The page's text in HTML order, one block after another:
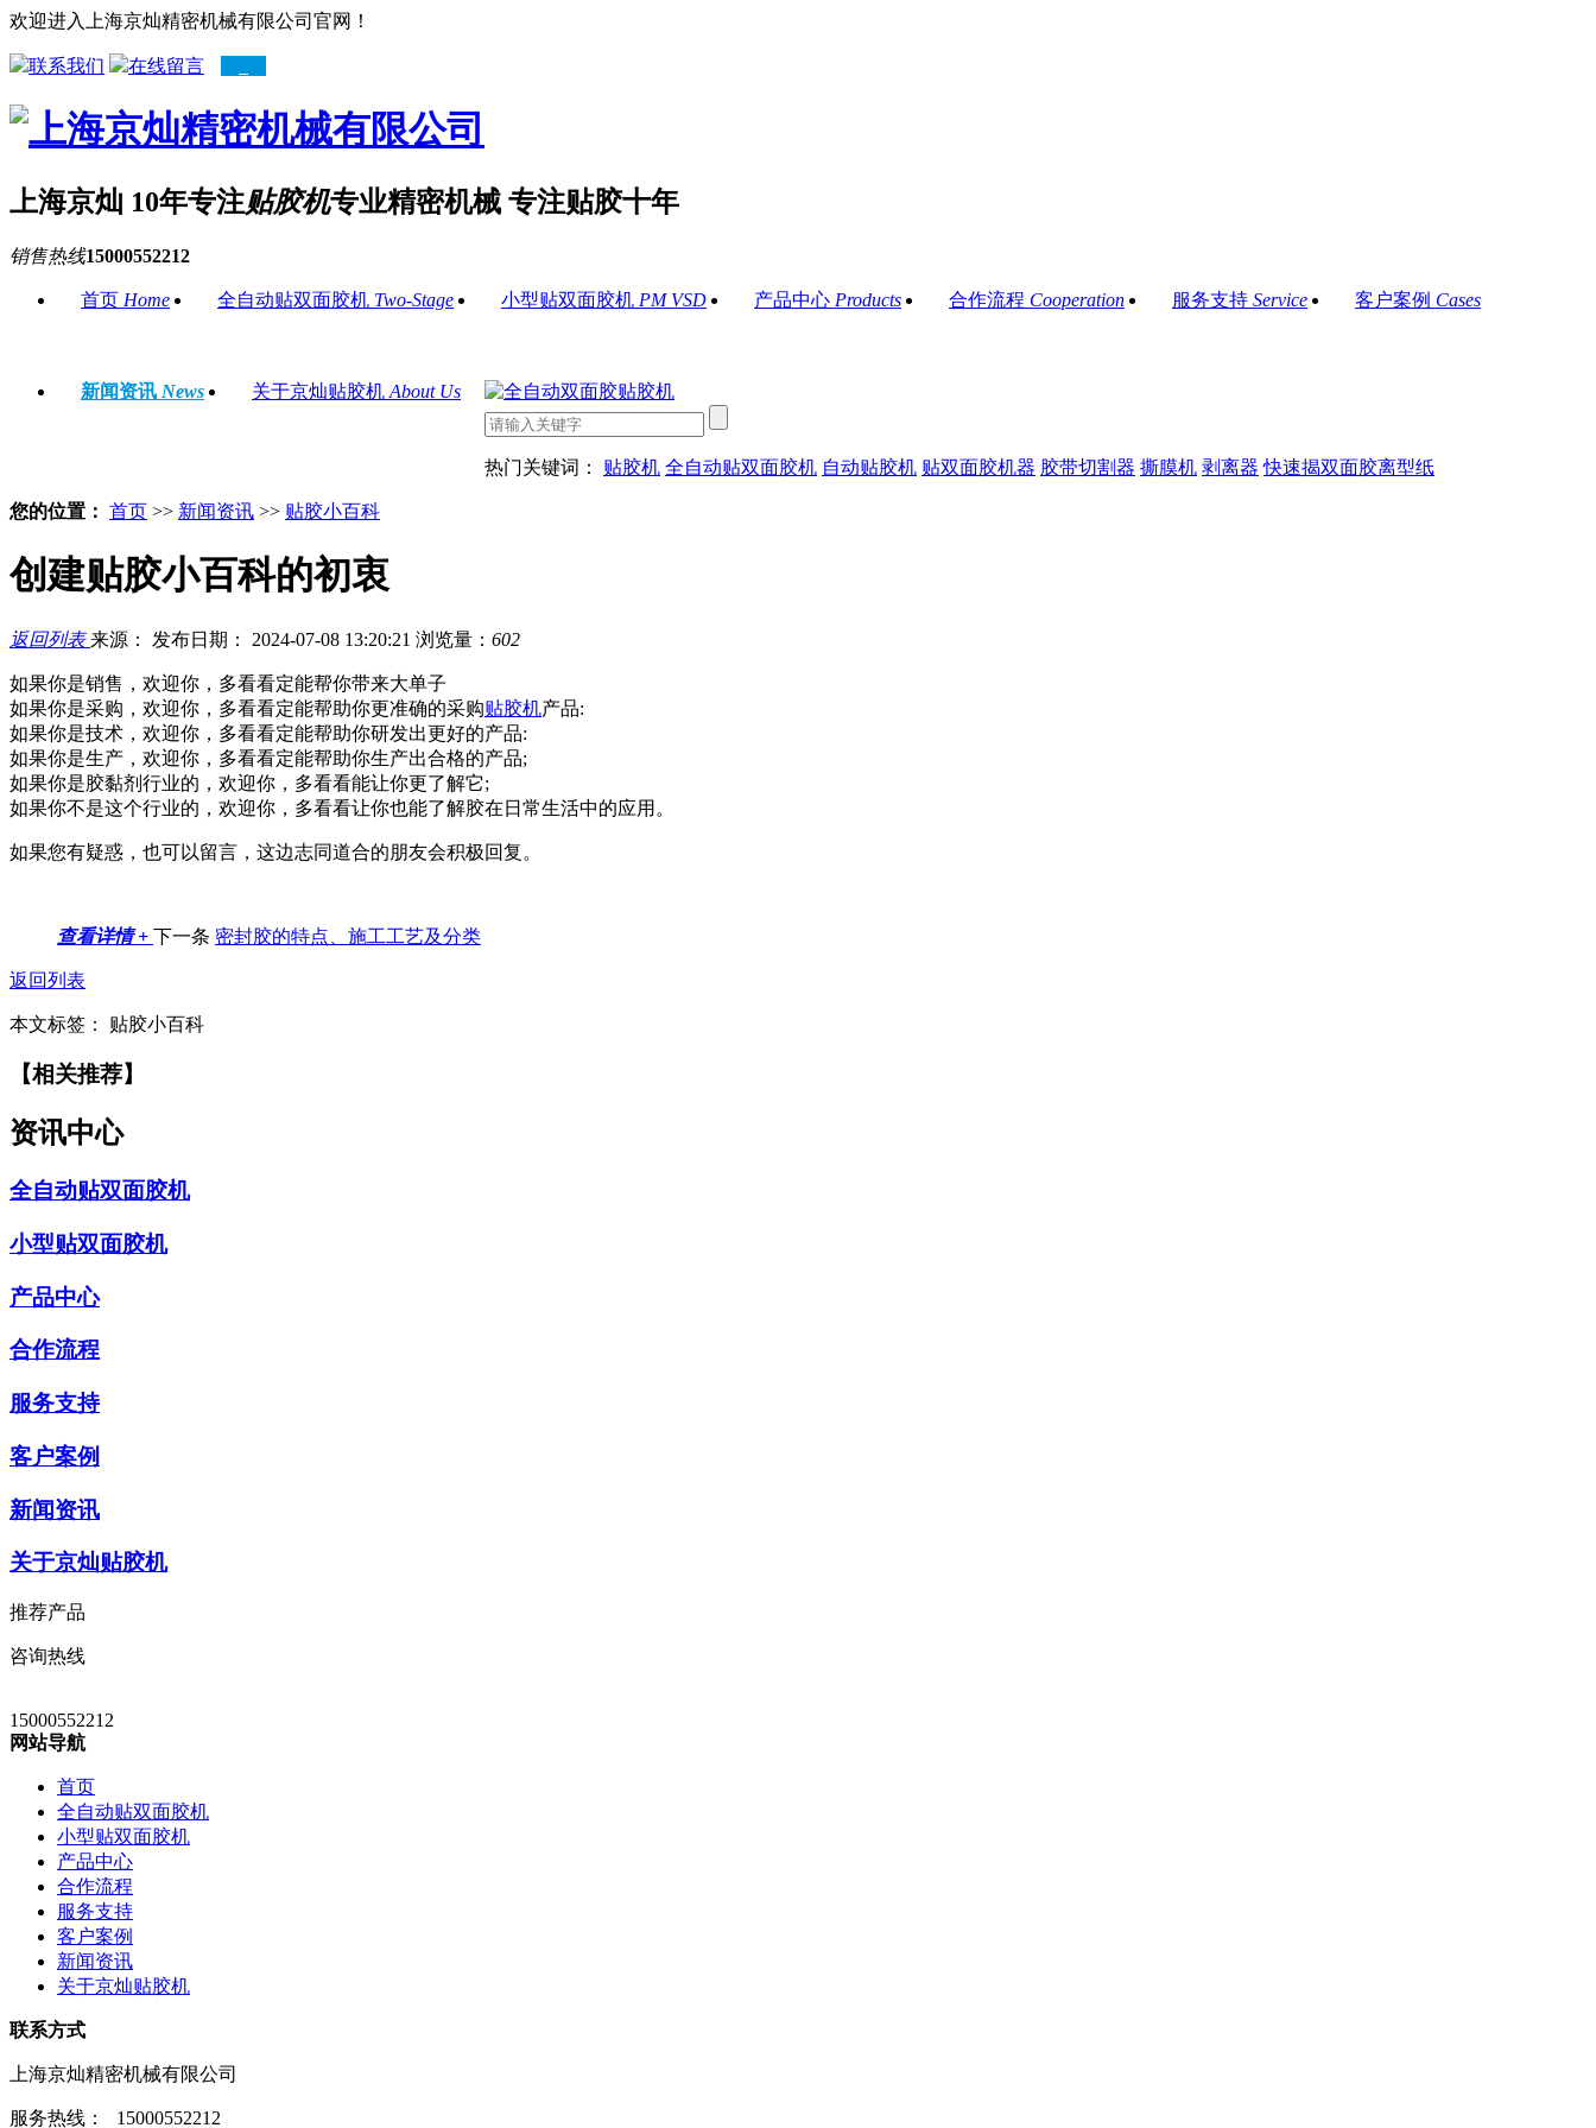
欢迎进入上海京灿精密机械有限公司官网！
联系我们 在线留言
上海京灿 10年专注贴胶机专业精密机械 专注贴胶十年
销售热线15000552212
首页 Home 全自动贴双面胶机 Two-Stage 小型贴双面胶机 PM VSD 产品中心 Products 合作流程 Cooperation 服务支持 Service 客户案例 Cases
新闻资讯 News 关于京灿贴胶机 About Us
热门关键词： 贴胶机 全自动贴双面胶机 自动贴胶机 贴双面胶机器 胶带切割器 撕膜机 剥离器 快速揭双面胶离型纸
您的位置： 首页 >> 新闻资讯 >> 贴胶小百科
创建贴胶小百科的初衷
返回列表来源： 发布日期： 2024-07-08 13:20:21 浏览量： 602
如果你是销售，欢迎你，多看看定能帮你带来大单子
如果你是采购，欢迎你，多看看定能帮助你更准确的采购贴胶机产品:
如果你是技术，欢迎你，多看看定能帮助你研发出更好的产品:
如果你是生产，欢迎你，多看看定能帮助你生产出合格的产品;
如果你是胶黏剂行业的，欢迎你，多看看能让你更了解它;
如果你不是这个行业的，欢迎你，多看看让你也能了解胶在日常生活中的应用。
如果您有疑惑，也可以留言，这边志同道合的朋友会积极回复。
查看详情 + 下一条 密封胶的特点、施工工艺及分类
返回列表
本文标签： 贴胶小百科
【相关推荐】
资讯中心
全自动贴双面胶机
小型贴双面胶机
产品中心
合作流程
服务支持
客户案例
新闻资讯
关于京灿贴胶机
推荐产品
咨询热线
15000552212
网站导航
首页
全自动贴双面胶机
小型贴双面胶机
产品中心
合作流程
服务支持
客户案例
新闻资讯
关于京灿贴胶机
联系方式
上海京灿精密机械有限公司
服务热线： 15000552212